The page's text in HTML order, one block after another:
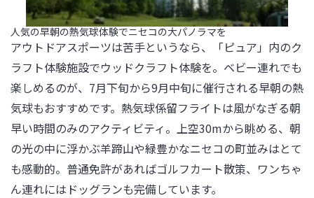
人気の早朝の熱気球体験でニセコの大パノラマを
アウトドアスポーツは苦手というなら、「ピュア」内のク
ラフト体験施設でウッドクラフト体験を。ベビー連れでも
楽しめるのが、7月下旬から9月中旬に催行される早朝の熱
気球もおすすめです。熱気球係留フライトは風がなぎる朝
早い時間のみのアクティビティ。上空30mから眺める、朝
の光の中に浮かぶ羊蹄山や緑豊かなニセコの町並みはとて
も感動的。普通免許があればゴルフカート散策、ワンちゃ
ん連れにはドッグランも完備しています。